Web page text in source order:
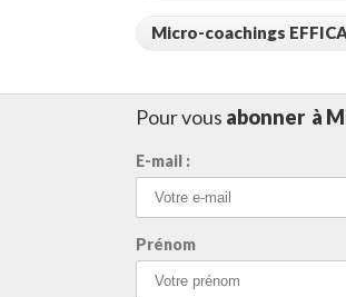
Micro-coachings
Pour vous abonner à
E-mail :
Prénom